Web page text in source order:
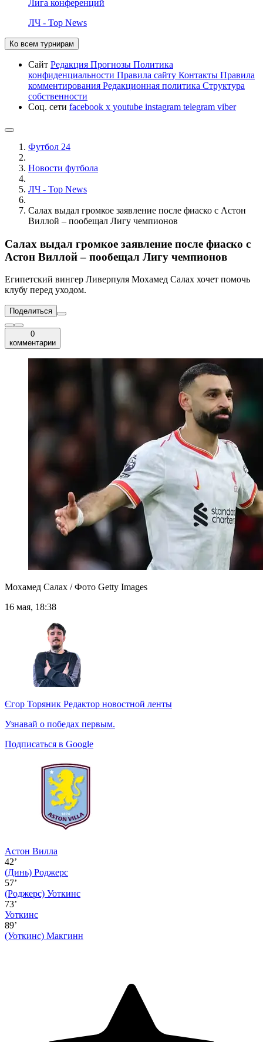
Лига конференций
ЛЧ - Top News
Ко всем турнирам
Сайт Редакция Прогнозы Политика
конфиденциальности Правила сайту Контакты Правила
комментирования Редакционная политика Структура
собственности
Соц. сети facebook x youtube instagram telegram viber
Футбол 24
Новости футбола
ЛЧ - Top News
Салах выдал громкое заявление после фиаско с Астон
Виллой – пообещал Лигу чемпионов
Салах выдал громкое заявление после фиаско с
Астон Виллой – пообещал Лигу чемпионов
Египетский вингер Ливерпуля Мохамед Салах хочет помочь
клубу перед уходом.
Поделиться
0
комментарии
Мохамед Салах / Фото Getty Images
16 мая, 18:38
Єгор Торяник Редактор новостной ленты
Узнавай о победах первым.
Подписаться в Google
Астон Вилла
42’
(Динь) Роджерс
57’
(Роджерс) Уоткинс
73’
Уоткинс
89’
(Уоткинс) Макгинн